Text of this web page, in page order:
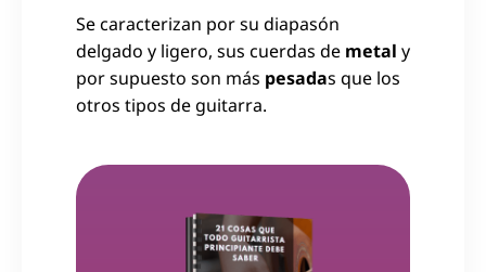
Se caracterizan por su diapasón
delgado y ligero, sus cuerdas de metal y
por supuesto son más pesadas que los
otros tipos de guitarra.